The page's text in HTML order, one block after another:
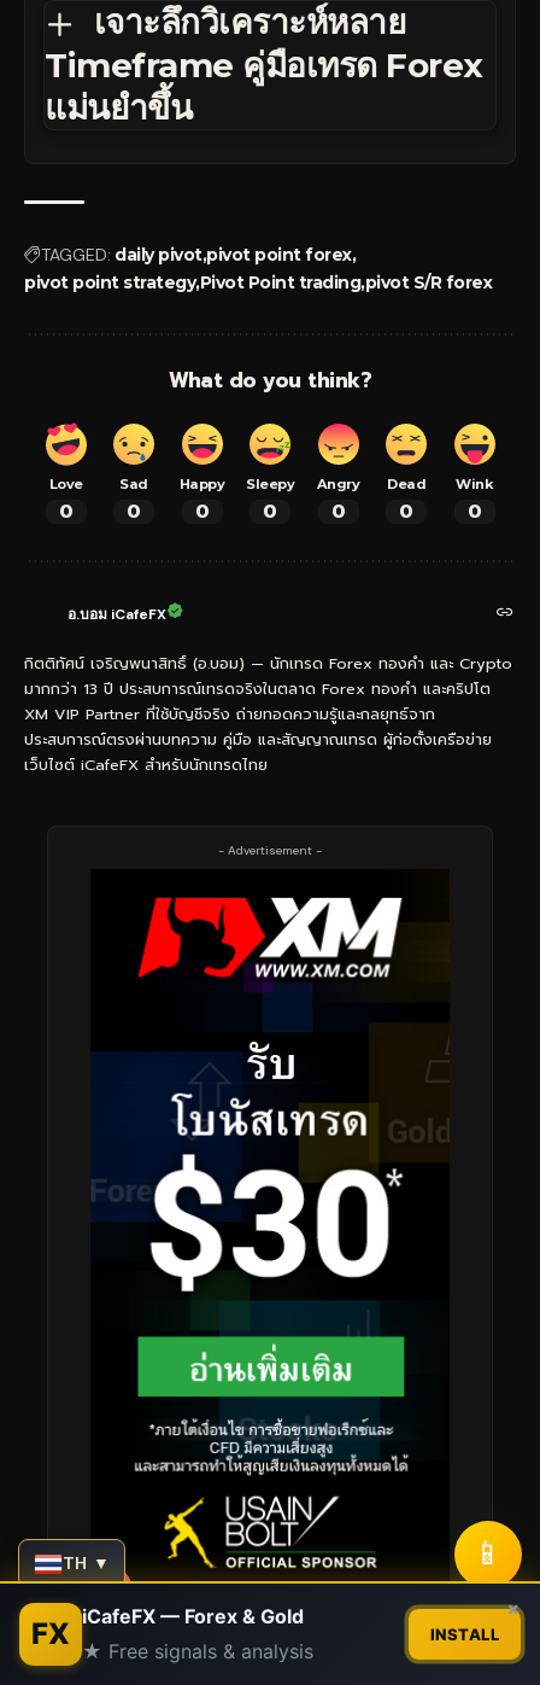
เจาะลึกวิเคราะห์หลาย
Timeframe คู่มือเทรด Forex
แม่นยำขึ้น
TAGGED: daily pivotpivot point forex
pivot point strategyPivot Point tradingpivot S/R forex
What do you think?
Love
0
Sad
0
Happy
0
Sleepy
0
Angry
0
Dead
0
Wink
0
อ.บอม iCafeFX
กิตติทัศน์ เจริญพนาสิทธิ์ (อ.บอม) — นักเทรด Forex ทองคำ และ Crypto
มากกว่า 13 ปี ประสบการณ์เทรดจริงในตลาด Forex ทองคำ และคริปโต
XM VIP Partner ที่ใช้บัญชีจริง ถ่ายทอดความรู้และกลยุทธ์จาก
ประสบการณ์ตรงผ่านบทความ คู่มือ และสัญญาณเทรด ผู้ก่อตั้งเครือข่าย
เว็บไซต์ iCafeFX สำหรับนักเทรดไทย
- Advertisement -
Stay Connected
TH ▼ 📱
FX iCafeFX — Forex & Gold
★ Free signals & analysis
INSTALL
×
Contact us
Open